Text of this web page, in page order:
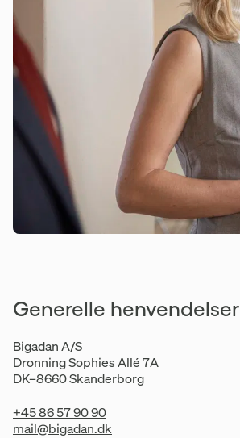
Generelle henvendelser
Bigadan A/S
Dronning Sophies Allé 7A
DK–8660 Skanderborg
+45 86 57 90 90
mail@bigadan.dk